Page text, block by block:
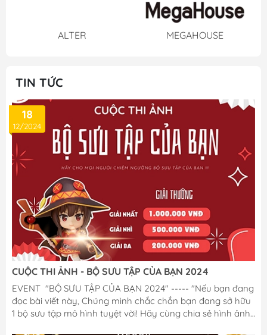
ALTER MEGAHOUSE
TIN TỨC
18
12/2024
CUỘC THI ẢNH - BỘ SƯU TẬP CỦA BẠN 2024
EVENT "BỘ SƯU TẬP CỦA BẠN 2024" ----- "Nếu bạn đang
đọc bài viết này, Chúng mình chắc chắn bạn đang sở hữu
1 bộ sưu tập mô hình tuyệt vời! Hãy cùng chia sẻ hình ảnh